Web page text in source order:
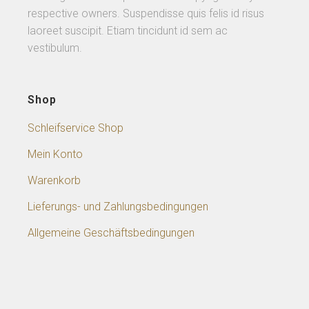
respective owners. Suspendisse quis felis id risus
laoreet suscipit. Etiam tincidunt id sem ac
vestibulum.
Shop
Schleifservice Shop
Mein Konto
Warenkorb
Lieferungs- und Zahlungsbedingungen
Allgemeine Geschäftsbedingungen